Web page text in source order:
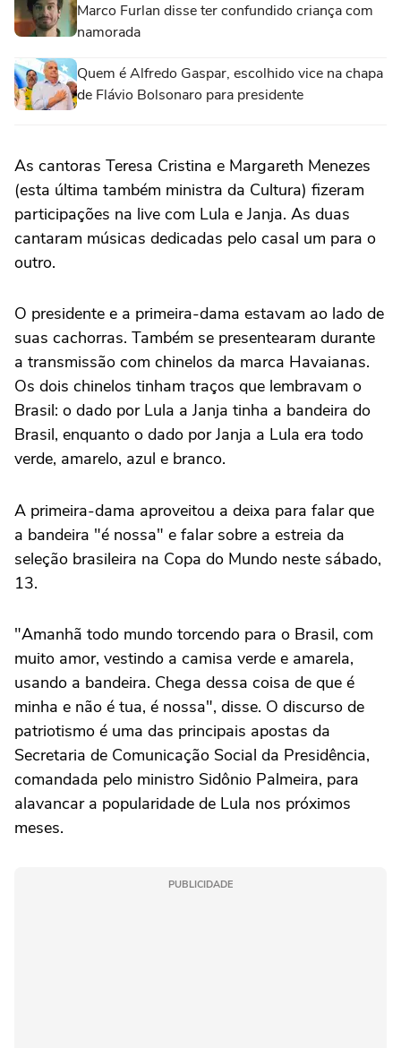
Marco Furlan disse ter confundido criança com
namorada
Quem é Alfredo Gaspar, escolhido vice na chapa
de Flávio Bolsonaro para presidente
As cantoras Teresa Cristina e Margareth Menezes
(esta última também ministra da Cultura) fizeram
participações na live com Lula e Janja. As duas
cantaram músicas dedicadas pelo casal um para o
outro.
O presidente e a primeira-dama estavam ao lado de
suas cachorras. Também se presentearam durante
a transmissão com chinelos da marca Havaianas.
Os dois chinelos tinham traços que lembravam o
Brasil: o dado por Lula a Janja tinha a bandeira do
Brasil, enquanto o dado por Janja a Lula era todo
verde, amarelo, azul e branco.
A primeira-dama aproveitou a deixa para falar que
a bandeira "é nossa" e falar sobre a estreia da
seleção brasileira na Copa do Mundo neste sábado,
13.
"Amanhã todo mundo torcendo para o Brasil, com
muito amor, vestindo a camisa verde e amarela,
usando a bandeira. Chega dessa coisa de que é
minha e não é tua, é nossa", disse. O discurso de
patriotismo é uma das principais apostas da
Secretaria de Comunicação Social da Presidência,
comandada pelo ministro Sidônio Palmeira, para
alavancar a popularidade de Lula nos próximos
meses.
PUBLICIDADE